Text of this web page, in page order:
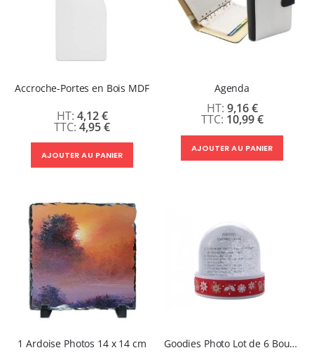
Accroche-Portes en Bois MDF
4,95 €
4,12 €
AJOUTER AU PANIER
Agenda
10,99 €
9,16 €
AJOUTER AU PANIER
1 Ardoise Photos 14 x 14 cm Goodies Photo Lot de 6 Boules à Neige Noël